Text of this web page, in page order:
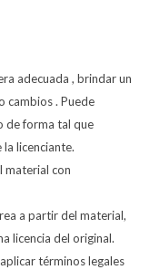
adecuada , brindar un
cambios . Puede
de forma tal que
licenciante.
material con
a partir del material,
licencia del original.
términos legales